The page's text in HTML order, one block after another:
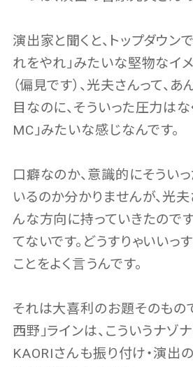
演出家と聞くと、トップダウン
れをやれ」みたいな堅物なイ
（偏見です）、光夫さんって、
目なのに、そういった圧力はな
MC」みたいな感じなんです。
口癖なのか、意識的にそうい
いるのか分かりませんが、光夫
んな方向に持っていきたので
てないです。どうすりゃいいっ
ことをよく言うんです。
それは大喜利のお題そのもので
西野」ラインは、こういうナゾ
KAORIさんも振り付け・演出